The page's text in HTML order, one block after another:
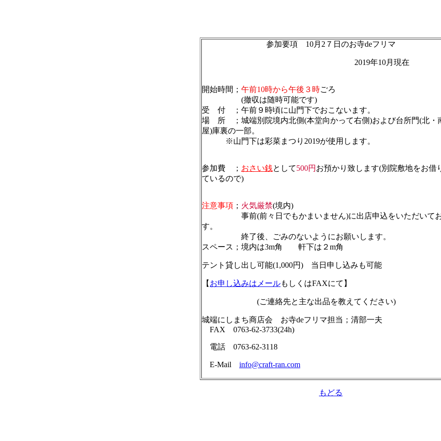
参加要項 10月2７日のお寺deフリマ
2019年10月現在
開始時間； 午前10時から午後３時ごろ
(撤収は随時可能です)
受 付 ；午前９時頃に山門下でおこないます。
場 所 ；城端別院境内北側(本堂向かって右側)および台所門(北・
屋)庫裏の一部。
※山門下は彩菜まつり2019が使用します。
参加費 ； おさい銭として500円 お預かり致します(別院敷地をお借
ているので)
注意事項 ； 火気厳禁(境内)
事前(前々日でもかまいません)に出店申込をいただいてお
す。
終了後、ごみのないようにお願いします。
スペース；境内は3m角 軒下は２m角
テント貸し出し可能(1,000円) 当日申し込みも可能
【 お申し込みはメールもしくはFAXにて】
(ご連絡先と主な出品を教えてください)
城端にしまち商店会 お寺deフリマ担当；清部一夫
FAX 0763-62-3733(24h)
電話 0763-62-3118
E-Mail info@craft-ran.com
もどる